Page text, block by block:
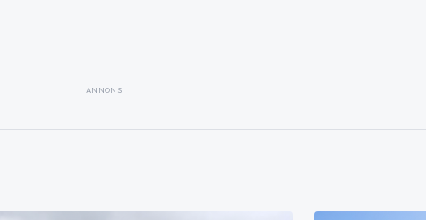
ANNONS